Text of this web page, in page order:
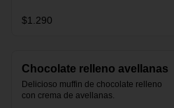
$1.290
Chocolate relleno avellanas
Delicioso muffin de chocolate relleno
con crema de avellanas.